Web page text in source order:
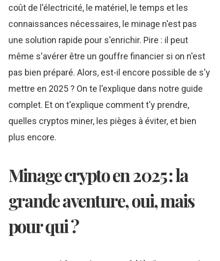
coût de l'électricité, le matériel, le temps et les
connaissances nécessaires, le minage n'est pas
une solution rapide pour s'enrichir. Pire : il peut
même s'avérer être un gouffre financier si on n'est
pas bien préparé. Alors, est-il encore possible de s'y
mettre en 2025 ? On te l'explique dans notre guide
complet. Et on t'explique comment t'y prendre,
quelles cryptos miner, les pièges à éviter, et bien
plus encore.
Minage crypto en 2025 : la
grande aventure, oui, mais
pour qui ?